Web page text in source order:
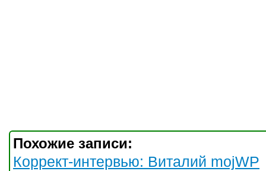
Похожие записи:
Коррект-интервью: Виталий mojWP